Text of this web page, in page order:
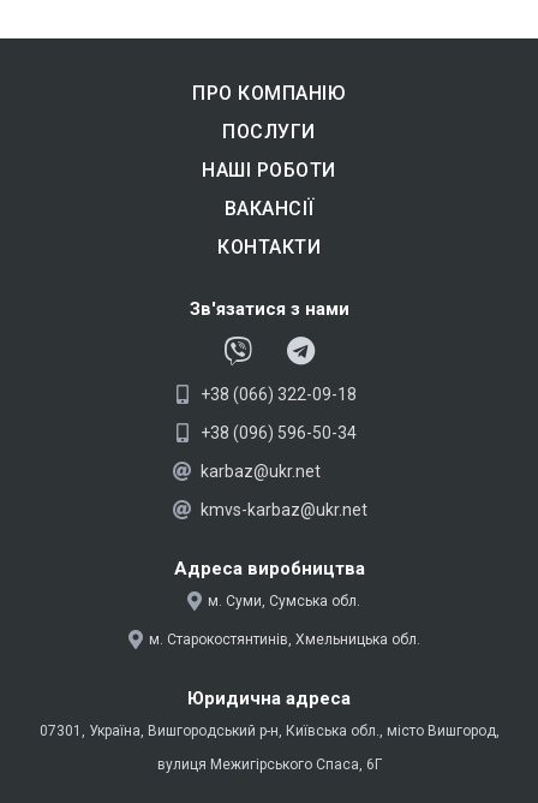
ПРО КОМПАНІЮ
ПОСЛУГИ
НАШІ РОБОТИ
ВАКАНСІЇ
КОНТАКТИ
Зв'язатися з нами
V
i
b
e
r
T
e
l
e
g
r
a
m
+38 (066) 322-09-18
+38 (096) 596-50-34
karbaz@ukr.net
kmvs-karbaz@ukr.net
Адреса виробництва
м. Суми, Сумська обл.
м. Старокостянтинів, Хмельницька обл.
Юридична адреса
07301, Україна, Вишгородський р-н, Київська обл., місто Вишгород,
вулиця Межигірського Спаса, 6Г